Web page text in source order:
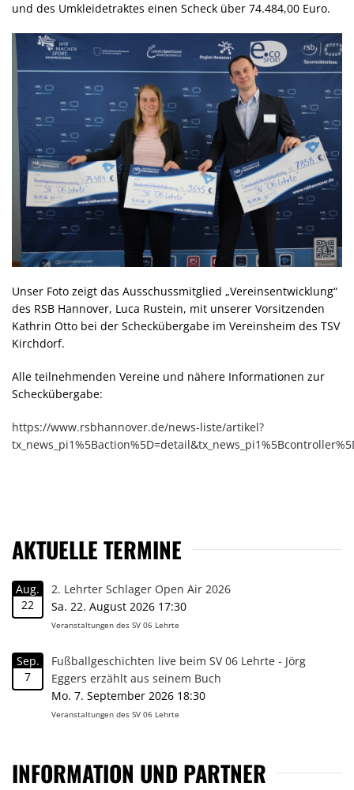
und des Umkleidetraktes einen Scheck über 74.484,00 Euro.
Unser Foto zeigt das Ausschussmitglied „Vereinsentwicklung“
des RSB Hannover, Luca Rustein, mit unserer Vorsitzenden
Kathrin Otto bei der Scheckübergabe im Vereinsheim des TSV
Kirchdorf.
Alle teilnehmenden Vereine und nähere Informationen zur
Scheckübergabe:
https://www.rsbhannover.de/news-liste/artikel?
AKTUELLE TERMINE
Aug.
22
2. Lehrter Schlager Open Air 2026
Sa. 22. August 2026 17:30
Veranstaltungen des SV 06 Lehrte
Sep.
7
Fußballgeschichten live beim SV 06 Lehrte - Jörg
Eggers erzählt aus seinem Buch
Mo. 7. September 2026 18:30
Veranstaltungen des SV 06 Lehrte
INFORMATION UND PARTNER